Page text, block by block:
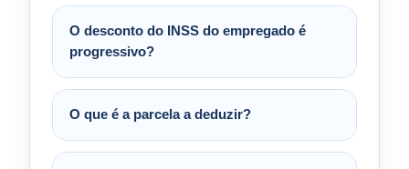
O desconto do INSS do empregado é
progressivo?
O que é a parcela a deduzir?